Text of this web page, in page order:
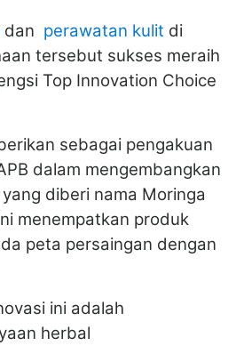
dan perawatan kulit di
tersebut sukses meraih
Top Innovation Choice
sebagai pengakuan
dalam mengembangkan
diberi nama Moringa
menempatkan produk
peta persaingan dengan
ini adalah
herbal